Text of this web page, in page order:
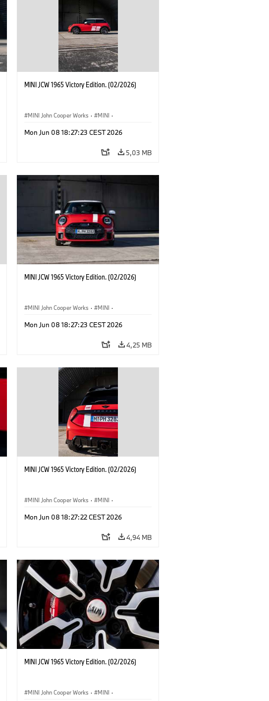
MINI JCW 1965 Victory Edition. (02/2026)
MINI John Cooper Works · MINI ·
Mon Jun 08 18:27:23 CEST 2026
5,03 MB
MINI JCW 1965 Victory Edition. (02/2026)
MINI John Cooper Works · MINI ·
Mon Jun 08 18:27:23 CEST 2026
4,25 MB
MINI JCW 1965 Victory Edition. (02/2026)
MINI John Cooper Works · MINI ·
Mon Jun 08 18:27:22 CEST 2026
4,94 MB
MINI JCW 1965 Victory Edition. (02/2026)
MINI John Cooper Works · MINI ·